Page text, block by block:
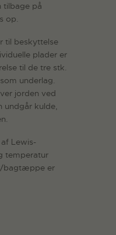
tilbage på
op.
til beskyttelse
plader er
til de tre stk.
underlag.
jorden ved
undgår kulde,
Lewis-
temperatur
bagtæppe er